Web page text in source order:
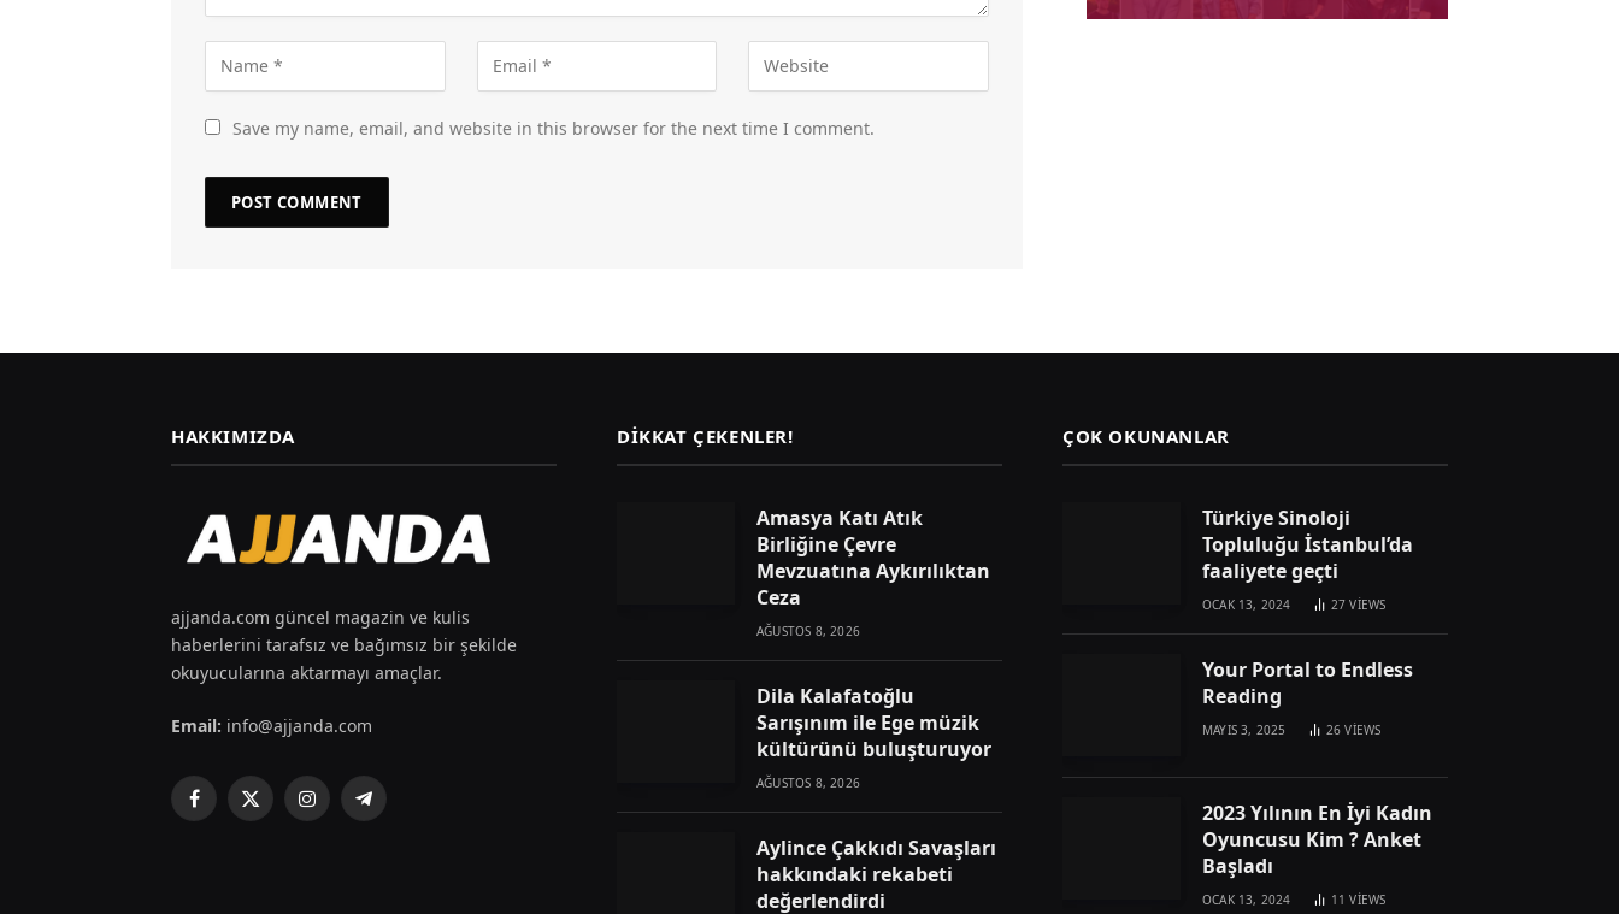
Save my name, email, and website in this browser for the next time I comment.
HAKKIMIZDA
ajjanda.com güncel magazin ve kulis
haberlerini tarafsız ve bağımsız bir şekilde
okuyucularına aktarmayı amaçlar.
Email: info@ajjanda.com
Facebook
X
InstagramTelegram
DIKKAT ÇEKENLER!
Amasya Katı Atık
Birliğine Çevre
Mevzuatına Aykırılıktan
Ceza
AĞUSTOS 8, 2026
Dila Kalafatoğlu
Sarışınım ile Ege müzik
kültürünü buluşturuyor
AĞUSTOS 8, 2026
Aylince Çakkıdı Savaşları
hakkındaki rekabeti
değerlendirdi
ÇOK OKUNANLAR
Türkiye Sinoloji
Topluluğu İstanbul’da
faaliyete geçti
OCAK 13, 2024 27VIEWS
Your Portal to Endless
Reading
MAYIS 3, 2025 26VIEWS
2023 Yılının En İyi Kadın
Oyuncusu Kim ? Anket
Başladı
OCAK 13, 2024 11VIEWS